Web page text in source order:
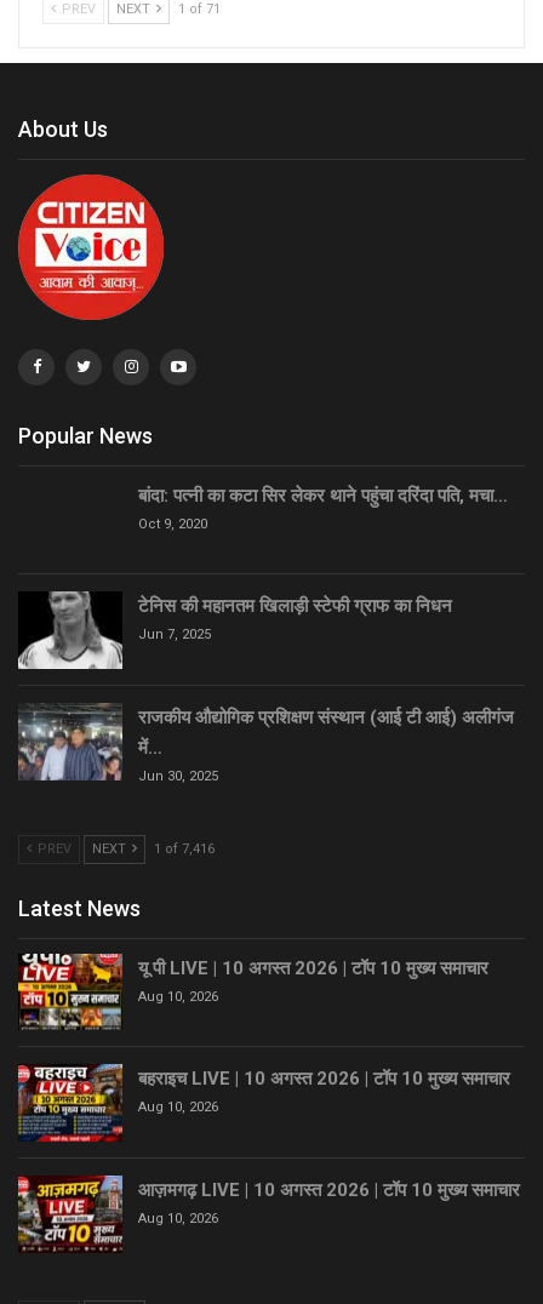
PREV NEXT 1 of 71
About Us
Popular News
बांदा: पत्नी का कटा सिर लेकर थाने पहुंचा दरिंदा पति, मचा…
Oct 9, 2020
टेनिस की महानतम खिलाड़ी स्टेफी ग्राफ का निधन
Jun 7, 2025
राजकीय औद्योगिक प्रशिक्षण संस्थान (आई टी आई) अलीगंज
में…
Jun 30, 2025
PREV NEXT 1 of 7,416
Latest News
यू पी LIVE | 10 अगस्त 2026 | टॉप 10 मुख्य समाचार
Aug 10, 2026
बहराइच LIVE | 10 अगस्त 2026 | टॉप 10 मुख्य समाचार
Aug 10, 2026
आज़मगढ़ LIVE | 10 अगस्त 2026 | टॉप 10 मुख्य समाचार
Aug 10, 2026